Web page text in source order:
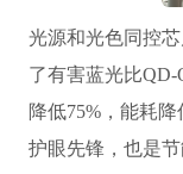
光源和光色同控
了有害蓝光比
降低75%，能耗
护眼先锋，也是节